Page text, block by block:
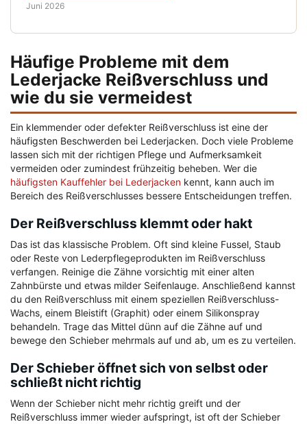
Juni 2026
Häufige Probleme mit dem
Lederjacke Reißverschluss und
wie du sie vermeidest
Ein klemmender oder defekter Reißverschluss ist eine der
häufigsten Beschwerden bei Lederjacken. Doch viele Probleme
lassen sich mit der richtigen Pflege und Aufmerksamkeit
vermeiden oder zumindest frühzeitig beheben. Wer die
häufigsten Kauffehler bei Lederjacken kennt, kann auch im
Bereich des Reißverschlusses bessere Entscheidungen treffen.
Der Reißverschluss klemmt oder hakt
Das ist das klassische Problem. Oft sind kleine Fussel, Staub
oder Reste von Lederpflegeprodukten im Reißverschluss
verfangen. Reinige die Zähne vorsichtig mit einer alten
Zahnbürste und etwas milder Seifenlauge. Anschließend kannst
du den Reißverschluss mit einem speziellen Reißverschluss-
Wachs, einem Bleistift (Graphit) oder einem Silikonspray
behandeln. Trage das Mittel dünn auf die Zähne auf und
bewege den Schieber mehrmals auf und ab, um es zu verteilen.
Der Schieber öffnet sich von selbst oder
schließt nicht richtig
Wenn der Schieber nicht mehr richtig greift und der
Reißverschluss immer wieder aufspringt, ist oft der Schieber